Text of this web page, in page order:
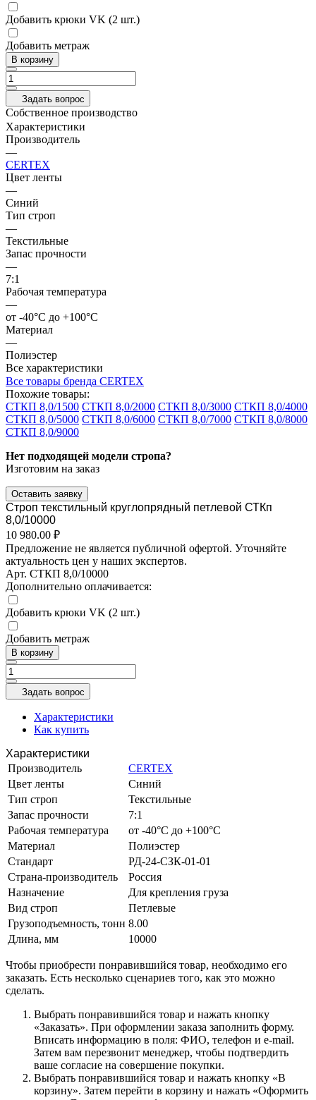
Добавить крюки VK (2 шт.)
Добавить метраж
В корзину
Задать вопрос
Собственное производство
Характеристики
Производитель
—
CERTEX
Цвет ленты
—
Синий
Тип строп
—
Текстильные
Запас прочности
—
7:1
Рабочая температура
—
от -40°C до +100°C
Материал
—
Полиэстер
Все характеристики
Все товары бренда CERTEX
Похожие товары:
СТКП 8,0/1500 СТКП 8,0/2000 СТКП 8,0/3000 СТКП 8,0/4000
СТКП 8,0/5000 СТКП 8,0/6000 СТКП 8,0/7000 СТКП 8,0/8000
СТКП 8,0/9000
Нет подходящей модели стропа?
Изготовим на заказ
Оставить заявку
Строп текстильный круглопрядный петлевой СТКп
8,0/10000
10 980.00 ₽
Предложение не является публичной офертой. Уточняйте
актуальность цен у наших экспертов.
Арт. СТКП 8,0/10000
Дополнительно оплачивается:
Добавить крюки VK (2 шт.)
Добавить метраж
В корзину
Задать вопрос
Характеристики
Как купить
Характеристики
Производитель
CERTEX
Цвет ленты
Синий
Тип строп
Текстильные
Запас прочности
7:1
Рабочая температура
от -40°C до +100°C
Материал
Полиэстер
Стандарт
РД-24-СЗК-01-01
Страна-производитель
Россия
Назначение
Для крепления груза
Вид строп
Петлевые
Грузоподъемность, тонн 8.00
Длина, мм
10000
Чтобы приобрести понравившийся товар, необходимо его
заказать. Есть несколько сценариев того, как это можно
сделать.
Выбрать понравившийся товар и нажать кнопку
«Заказать». При оформлении заказа заполнить форму.
Вписать информацию в поля: ФИО, телефон и e-mail.
Затем вам перезвонит менеджер, чтобы подтвердить
ваше согласие на совершение покупки.
Выбрать понравившийся товар и нажать кнопку «В
корзину». Затем перейти в корзину и нажать «Оформить